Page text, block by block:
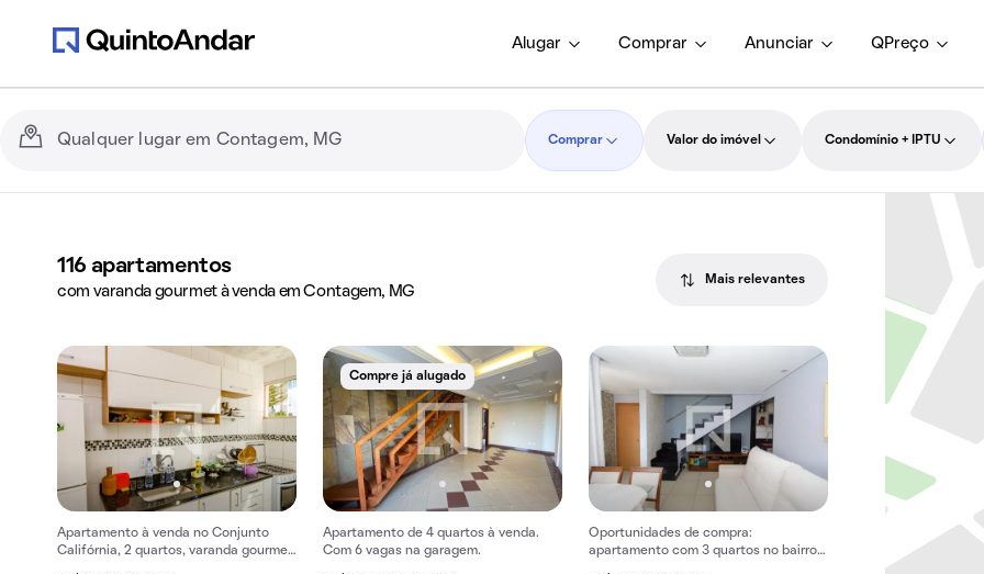
Alugar Comprar Anunciar QPreço
Comprar Valor do imóvel Condomínio + IPTU
116 apartamentos
com varanda gourmet à venda em Contagem, MG
Mais relevantes
Apartamento à venda no Conjunto
Califórnia, 2 quartos, varanda gourmet
Compre já alugado
Apartamento de 4 quartos à venda.
Com 6 vagas na garagem.
Oportunidades de compra:
apartamento com 3 quartos no bairro